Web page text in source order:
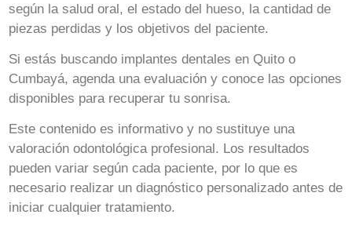
según la salud oral, el estado del hueso, la cantidad de
piezas perdidas y los objetivos del paciente.
Si estás buscando implantes dentales en Quito o
Cumbayá, agenda una evaluación y conoce las opciones
disponibles para recuperar tu sonrisa.
Este contenido es informativo y no sustituye una
valoración odontológica profesional. Los resultados
pueden variar según cada paciente, por lo que es
necesario realizar un diagnóstico personalizado antes de
iniciar cualquier tratamiento.